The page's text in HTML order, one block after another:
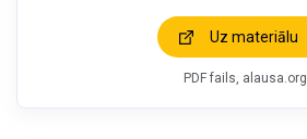
Uz materiālu
PDF fails, alausa.org